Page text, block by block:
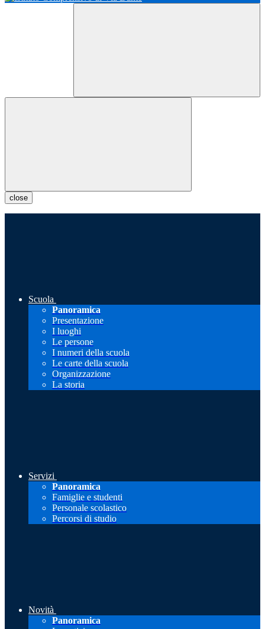
close
Scuola
Panoramica
Presentazione
I luoghi
Le persone
I numeri della scuola
Le carte della scuola
Organizzazione
La storia
Servizi
Panoramica
Famiglie e studenti
Personale scolastico
Percorsi di studio
Novità
Panoramica